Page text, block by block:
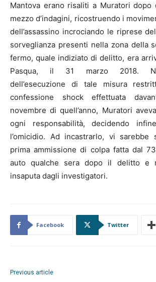
Mantova erano risaliti a Muratori dopo
mezzo d’indagini, ricostruendo i
dell’assassino incrociando le riprese
sorveglianza presenti nella zona della
fermo, quale indiziato di delitto, era
Pasqua, il 31 marzo 2018.
dell’esecuzione di tale misura
confessione shock effettuata
novembre di quell’anno, Muratori
ogni responsabilità, decidendo
l’omicidio. Ad incastrarlo, vi sarebbe
prima ammissione di colpa fatta dal
auto qualche sera dopo il delitto e
insaputa dagli investigatori.
Facebook Twitter
Previous article